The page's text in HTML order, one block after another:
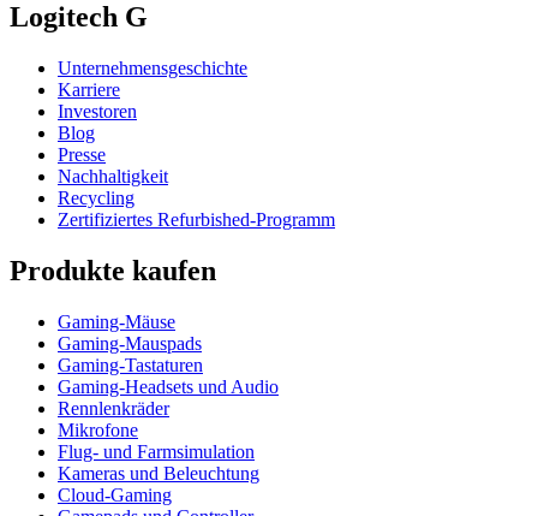
Logitech G
Unternehmensgeschichte
Karriere
Investoren
Blog
Presse
Nachhaltigkeit
Recycling
Zertifiziertes Refurbished-Programm
Produkte kaufen
Gaming-Mäuse
Gaming-Mauspads
Gaming-Tastaturen
Gaming-Headsets und Audio
Rennlenkräder
Mikrofone
Flug- und Farmsimulation
Kameras und Beleuchtung
Cloud-Gaming